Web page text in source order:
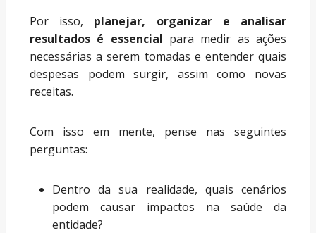
Por isso, planejar, organizar e analisar
resultados é essencial para medir as ações
necessárias a serem tomadas e entender quais
despesas podem surgir, assim como novas
receitas.
Com isso em mente, pense nas seguintes
perguntas:
Dentro da sua realidade, quais cenários
podem causar impactos na saúde da
entidade?